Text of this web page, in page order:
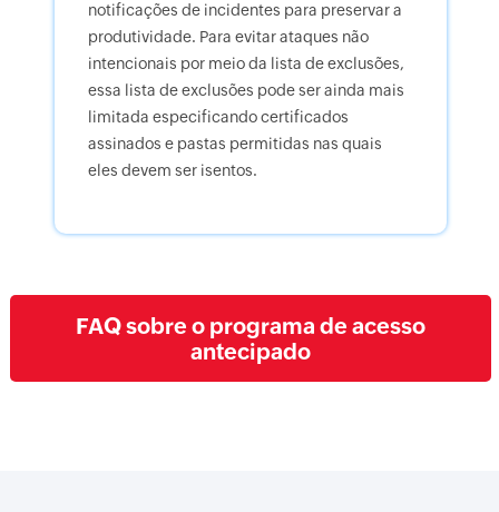
notificações de incidentes para preservar a
produtividade. Para evitar ataques não
intencionais por meio da lista de exclusões,
essa lista de exclusões pode ser ainda mais
limitada especificando certificados
assinados e pastas permitidas nas quais
eles devem ser isentos.
FAQ sobre o programa de acesso
antecipado